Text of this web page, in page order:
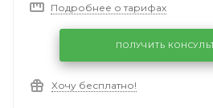
Подробнее о тарифах
ПОЛУЧИТЬ
Хочу бесплатно!